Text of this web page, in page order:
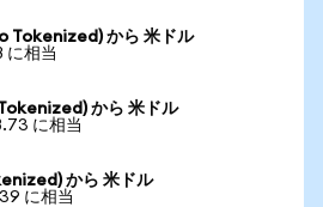
Tokenized) から 米ドル
に相当
から 米ドル
に相当
から 米ドル
に相当